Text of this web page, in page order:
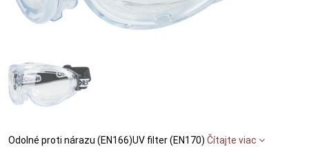
Odolné proti nárazu (EN166)UV filter (EN170) Čítajte viac